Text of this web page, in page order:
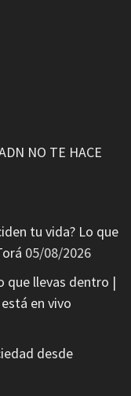
NO TE HACE
tu vida? Lo que
05/08/2026
que llevas dentro |
en vivo
desde